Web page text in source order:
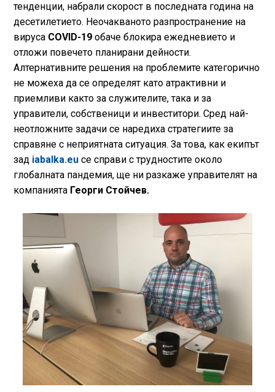
тенденции, набрали скорост в последната година на
десетилетието. Неочакваното разпространение на
вируса COVID-19обаче блокира ежедневието и
отложи повечето планирани дейности.
Алтернативните решения на проблемите категорично
не можеха да се определят като атрактивни и
приемливи както за служителите, така и за
управители, собственици и инвеститори. Сред най-
неотложните задачи се наредиха стратегиите за
справяне с неприятната ситуация. За това, как екипът
зад iabalka.eu се справи с трудностите около
глобалната пандемия, ще ни разкаже управителят на
компанията Георги Стойчев.